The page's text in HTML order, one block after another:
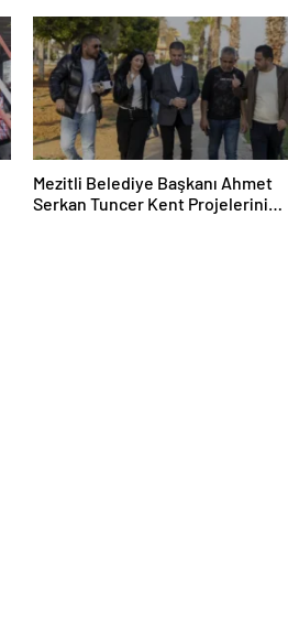
Mezitli Belediye Başkanı Ahmet
Serkan Tuncer Kent Projelerini